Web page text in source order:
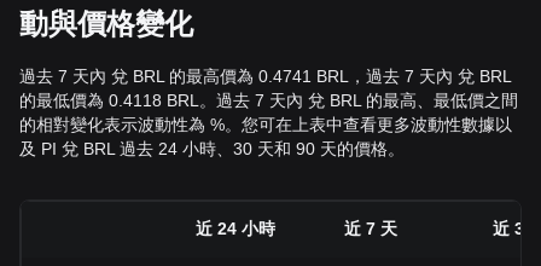
動與價格變化
過去 7 天內 兌 BRL 的最高價為 0.4741 BRL，過去 7 天內 兌 BRL
的最低價為 0.4118 BRL。過去 7 天內 兌 BRL 的最高、最低價之間
的相對變化表示波動性為 %。您可在上表中查看更多波動性數據以
及 PI 兌 BRL 過去 24 小時、30 天和 90 天的價格。
近 24 小時 近 7 天 近 30